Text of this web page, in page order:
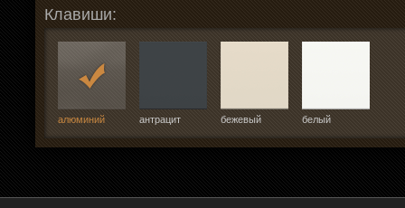
Клавиши:
алюминий антрацит бежевый белый